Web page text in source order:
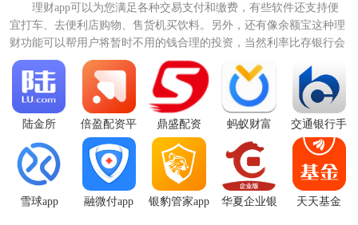
门槛低：工薪族、自由职业者等多种多样人群均可贷款;
灵便借：多周期时间挑选，信用额度500起，轻轻松松提额;
易实际操作：纯网上申请办理，手机上点一点，钱轻轻松松
到账。
【任意花app功能】
【1极速授信】仅需3分钟，现场更快，无人可比。
【当天开户】急你所需，没有工作压力。
理财app可以为您满足各种交易支付和缴费，有些软件还支持便
宜打车、去便利店购物、售货机买饮料。另外，还有像余额宝这种理
财功能可以帮用户将暂时不用的钱合理的投资，当然利率比存银行会
划得来。金融理财app...
陆金所
倍盈配资平
台
鼎盛配资 蚂蚁财富
交通银行手
机银行
雪球app 融微付app 银豹管家app
华夏企业银
天天基金